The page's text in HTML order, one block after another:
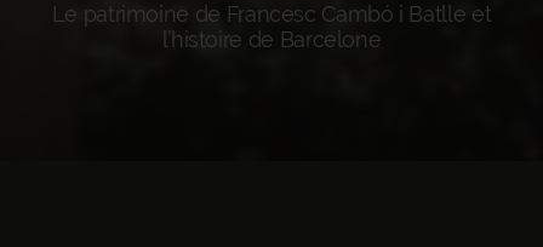
Le patrimoine de Francesc Cambó i Batlle et
l’histoire de Barcelone